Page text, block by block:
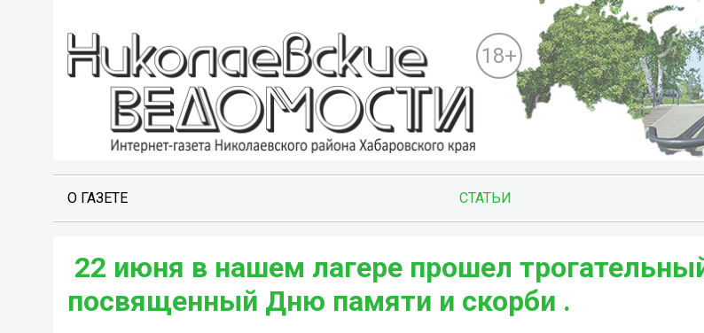
18+
О ГАЗЕТЕ СТАТЬИ
22 июня в нашем лагере прошел
посвященный Дню памяти и скорби ️.